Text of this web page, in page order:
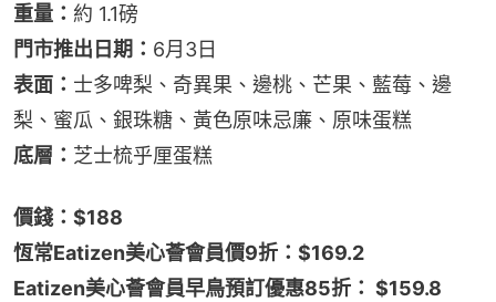
重量： 約 1.1磅
門市推出日期： 6月3日
表面： 士多啤梨、奇異果、邊桃、芒果、藍莓、邊
梨、蜜瓜、銀珠糖、黃色原味忌廉、原味蛋糕
底層： 芝士梳乎厘蛋糕
價錢：$188
恆常Eatizen美心薈會員價9折：$169.2
Eatizen美心薈會員早鳥預訂優惠85折： $159.8